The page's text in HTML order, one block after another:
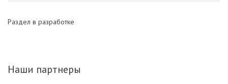
Раздел в разработке
Наши партнеры